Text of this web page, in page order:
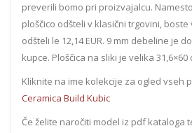
preverili bomo pri proizvajalcu.
ploščico odšteli v klasični trgovini,
odšteli le 12,14 EUR. 9 mm debeline je
kupce. Ploščica na sliki je velika 31,6×60
Kliknite na ime kolekcije za ogled vseh
Ceramica Build Kubic
Če želite naročiti model iz pdf kataloga